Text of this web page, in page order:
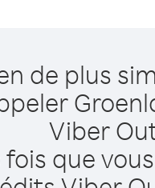
de plus
Viber
fois que